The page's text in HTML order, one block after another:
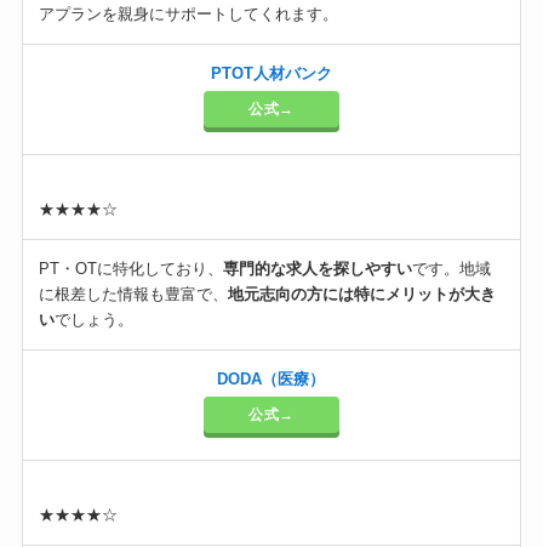
アプランを親身にサポートしてくれます。
PTOT人材バンク
公式→
★★★★☆
PT・OTに特化しており、専門的な求人を探しやすいです。地域
に根差した情報も豊富で、地元志向の方には特にメリットが大き
いでしょう。
DODA（医療）
公式→
★★★★☆